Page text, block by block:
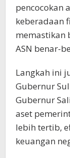
pencocokan
keberadaan
memastikan
ASN benar-
Langkah ini
Gubernur
Gubernur
aset
lebih tertib,
keuangan